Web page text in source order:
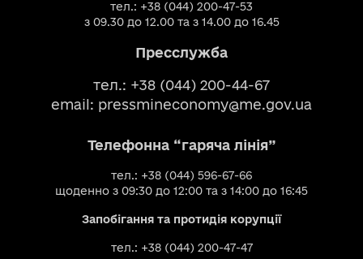
тел.: +38 (044) 200-47-53
з 09.30 до 12.00 та з 14.00 до 16.45
Пресслужба
тел.: +38 (044) 200-44-67
email: pressmineconomy@me.gov.ua
Телефонна “гаряча лінія”
тел.: +38 (044) 596-67-66
щоденно з 09:30 до 12:00 та з 14:00 до 16:45
Запобігання та протидія корупції
тел.: +38 (044) 200-47-47